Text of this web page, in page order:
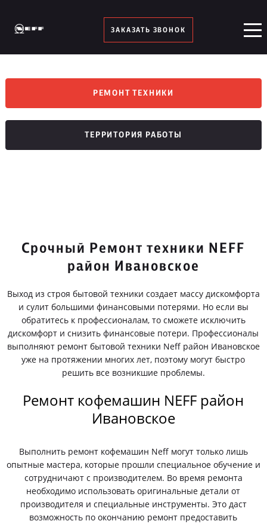
ЗАКАЗАТЬ ЗВОНОК
РЕМОНТ ТЕХНИКИ
ТЕРРИТОРИЯ РАБОТЫ
Срочный Ремонт техники NEFF
район Ивановское
Выход из строя бытовой техники создает массу дискомфорта
и сулит большими финансовыми потерями. Но если вы
обратитесь к профессионалам, то сможете исключить
дискомфорт и снизить финансовые потери. Профессионалы
выполняют ремонт бытовой техники Neff район Ивановское
уже на протяжении многих лет, поэтому могут быстро
решить все возникшие проблемы.
Ремонт кофемашин NEFF район
Ивановское
Выполнить ремонт кофемашин Neff могут только лишь
опытные мастера, которые прошли специальное обучение и
сотрудничают с производителем. Во время ремонта
необходимо использовать оригинальные детали от
производителя и специальные инструменты. Это даст
возможность по окончанию ремонт предоставить